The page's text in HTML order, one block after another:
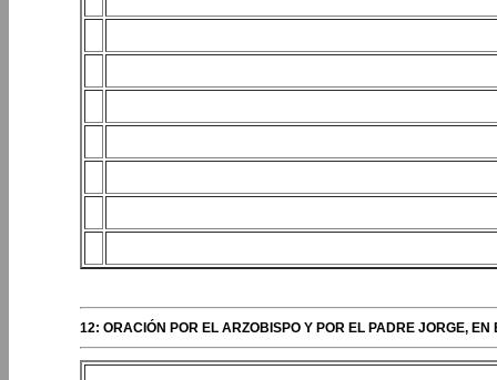
12: ORACIÓN POR EL ARZOBISPO Y POR EL PADRE JORGE,